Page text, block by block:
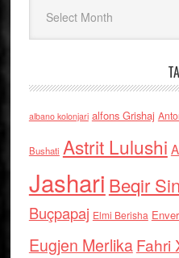
albano kolonjari alfons Grishaj
Bushati Astrit Lulushi
Jashari Beqir
Buçpapaj Elmi Berisha
Eugjen MerlikaFahri